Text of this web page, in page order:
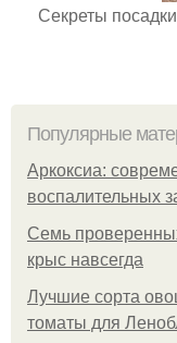
Секреты
Популярные
Аркоксиа:
воспалительных
Семь
крыс навсегда
Лучшие сорта
томаты для